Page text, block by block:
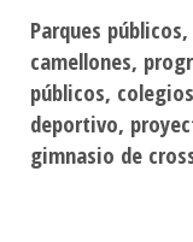
Parques
camellones,
públicos,
deportivo,
gimnasio de